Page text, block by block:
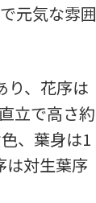
元気な雰囲
り、花序は
立で高さ約
、葉身は1
は対生葉序